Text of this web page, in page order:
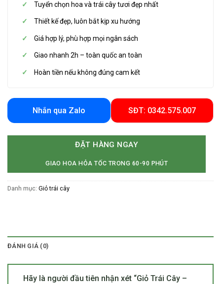
Tuyển chọn hoa và trái cây tươi đẹp nhất
Thiết kế đẹp, luôn bắt kịp xu hướng
Giá hợp lý, phù hợp mọi ngân sách
Giao nhanh 2h – toàn quốc an toàn
Hoàn tiền nếu không đúng cam kết
Nhắn qua Zalo SĐT: 0342.575.007
ĐẶT HÀNG NGAY
GIAO HOA HỎA TỐC TRONG 60-90 PHÚT
Danh mục: Giỏ trái cây
ĐÁNH GIÁ (0)
Hãy là người đầu tiên nhận xét “Giỏ Trái Cây –